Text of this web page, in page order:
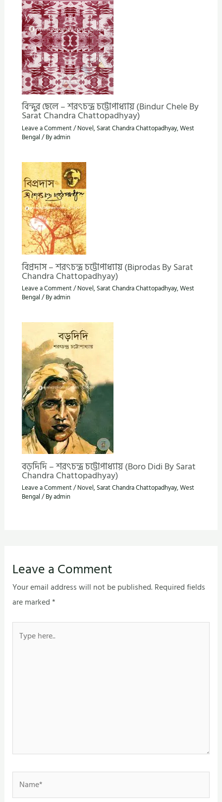
বিন্দুর ছেলে – শরৎচন্দ্র চট্টোপাধ্যায় (Bindur Chele By
Sarat Chandra Chattopadhyay)
Leave a Comment/Novel, Sarat Chandra Chattopadhyay,West
Bengal / Byadmin
বিপ্রদাস – শরৎচন্দ্র চট্টোপাধ্যায় (Biprodas By Sarat
Chandra Chattopadhyay)
Leave a Comment/Novel, Sarat Chandra Chattopadhyay,West
Bengal / Byadmin
বড়দিদি – শরৎচন্দ্র চট্টোপাধ্যায় (Boro Didi By Sarat
Chandra Chattopadhyay)
Leave a Comment/Novel, Sarat Chandra Chattopadhyay,West
Bengal / Byadmin
Leave a Comment
Your email address will not be published.Required fields
are marked*
here..
Name*